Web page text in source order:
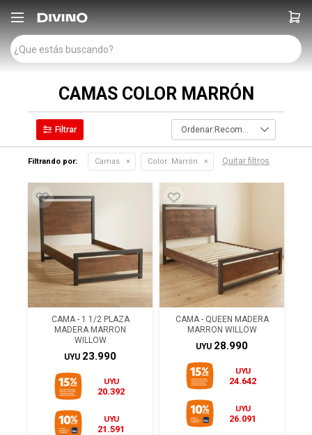

CAMAS COLOR MARRÓN
Recomendados
Filtrando por: Camas Color: Marrón Quitar filtros
CAMA - 1 1/2 PLAZA
MADERA MARRON
WILLOW
UYU 23.990
UYU
20.392
UYU
21.591
CAMA - QUEEN MADERA
MARRON WILLOW
UYU 28.990
UYU
24.642
UYU
26.091